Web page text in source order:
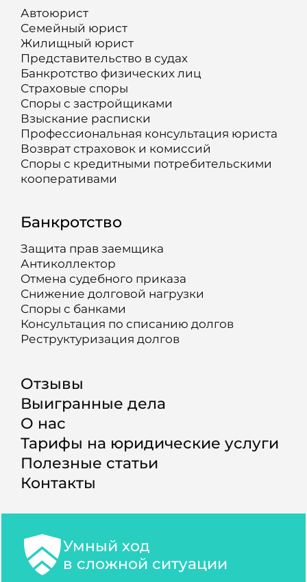
Автоюрист
Семейный юрист
Жилищный юрист
Представительство в судах
Банкротство физических лиц
Страховые споры
Споры с застройщиками
Взыскание расписки
Профессиональная консультация юриста
Возврат страховок и комиссий
Споры с кредитными потребительскими
кооперативами
Банкротство
Защита прав заемщика
Антиколлектор
Отмена судебного приказа
Снижение долговой нагрузки
Споры с банками
Консультация по списанию долгов
Реструктуризация долгов
Отзывы
Выигранные дела
О нас
Тарифы на юридические услуги
Полезные статьи
Контакты
Умный ход
в сложной ситуации